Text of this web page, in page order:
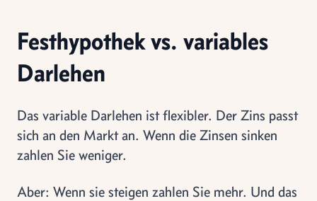
Festhypothek vs. variables
Darlehen
Das variable Darlehen ist flexibler. Der Zins passt
sich an den Markt an. Wenn die Zinsen sinken
zahlen Sie weniger.
Aber: Wenn sie steigen zahlen Sie mehr. Und das